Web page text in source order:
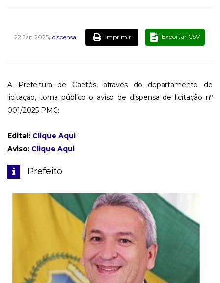
22 Jan 2025, dispensa Imprimir Exportar CSV
A Prefeitura de Caetés, através do departamento de
licitação, torna público o aviso de dispensa de licitação nº
001/2025 PMC:
Edital: Clique Aqui
Aviso: Clique Aqui
Prefeito